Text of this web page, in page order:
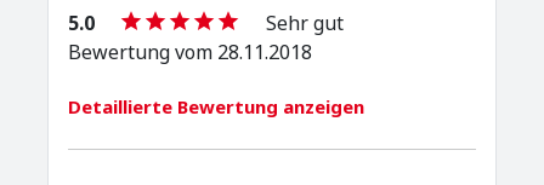
5.0
Sehr gut
Bewertung vom 28.11.2018
Detaillierte Bewertung anzeigen